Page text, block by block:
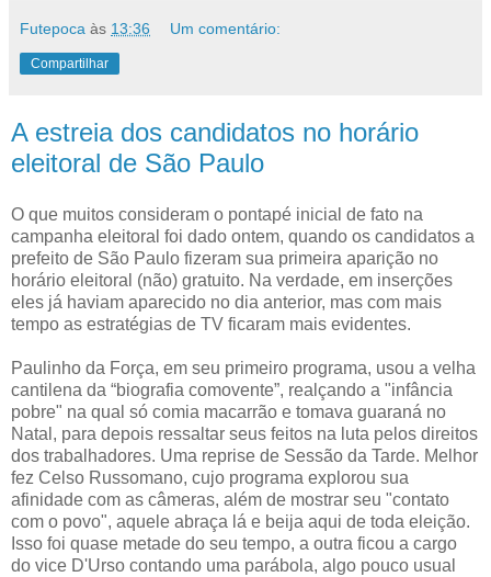
Futepoca às 13:36 Um comentário:
Compartilhar
A estreia dos candidatos no horário
eleitoral de São Paulo
O que muitos consideram o pontapé inicial de fato na
campanha eleitoral foi dado ontem, quando os candidatos a
prefeito de São Paulo fizeram sua primeira aparição no
horário eleitoral (não) gratuito. Na verdade, em inserções
eles já haviam aparecido no dia anterior, mas com mais
tempo as estratégias de TV ficaram mais evidentes.
Paulinho da Força, em seu primeiro programa, usou a velha
cantilena da “biografia comovente”, realçando a "infância
pobre" na qual só comia macarrão e tomava guaraná no
Natal, para depois ressaltar seus feitos na luta pelos direitos
dos trabalhadores. Uma reprise de Sessão da Tarde. Melhor
fez Celso Russomano, cujo programa explorou sua
afinidade com as câmeras, além de mostrar seu "contato
com o povo", aquele abraça lá e beija aqui de toda eleição.
Isso foi quase metade do seu tempo, a outra ficou a cargo
do vice D'Urso contando uma parábola, algo pouco usual